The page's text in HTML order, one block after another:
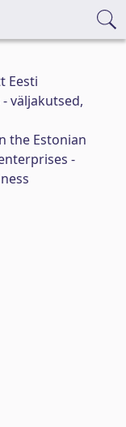
Eesti
väljakutsed,
the Estonian
-